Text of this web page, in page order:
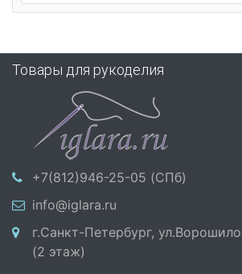
Товары для рукоделия
+7(812)946-25-05 (СПб)
info@iglara.ru
г.Санкт-Петербург,
(2 этаж)